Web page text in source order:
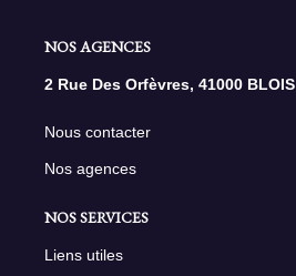
NOS AGENCES
2 Rue Des Orfèvres, 41000 BLOIS
Nous contacter
Nos agences
NOS SERVICES
Liens utiles